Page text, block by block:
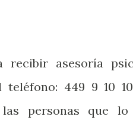
recibir asesoría
teléfono: 449 9 10
personas que